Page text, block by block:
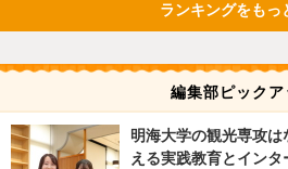
ランキングをもっ
編集部ピックア
明海大学の観光専攻
える実践教育とインタ